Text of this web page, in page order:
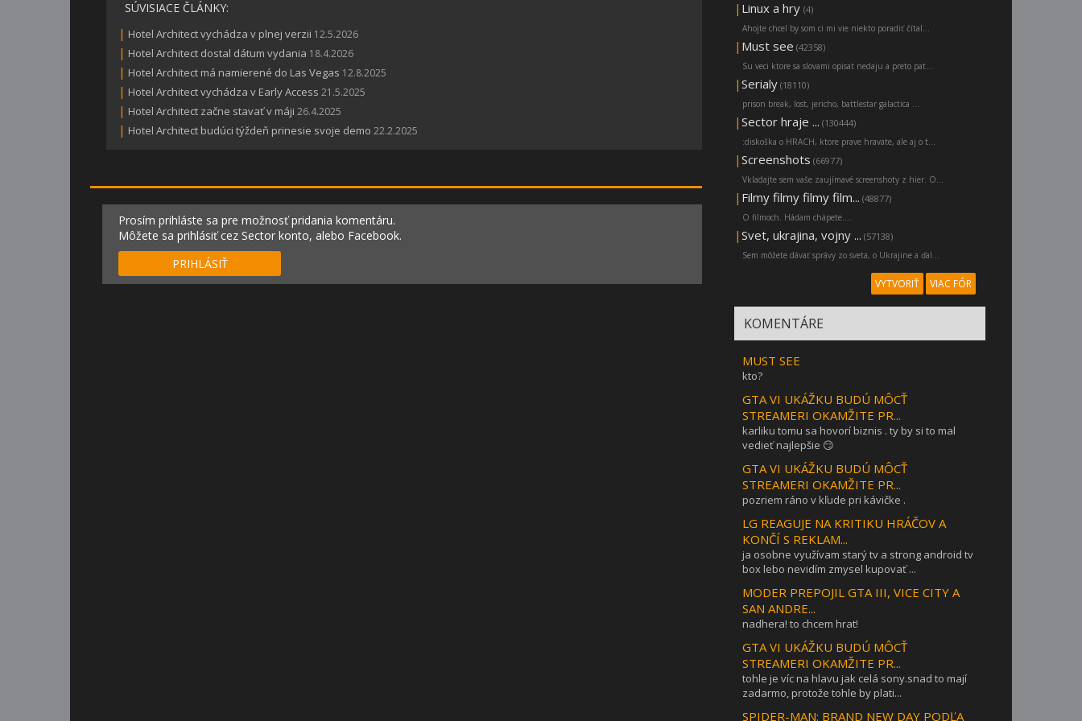
SÚVISIACE ČLÁNKY:
| Hotel Architect vychádza v plnej verzii 12.5.2026
| Hotel Architect dostal dátum vydania 18.4.2026
| Hotel Architect má namierené do Las Vegas 12.8.2025
| Hotel Architect vychádza v Early Access 21.5.2025
| Hotel Architect začne stavať v máji 26.4.2025
| Hotel Architect budúci týždeň prinesie svoje demo 22.2.2025
Prosím prihláste sa pre možnosť pridania komentáru.
Môžete sa prihlásiť cez Sector konto, alebo Facebook.
PRIHLÁSIŤ
| Linux a hry (4)
Ahojte chcel by som ci mi vie niekto poradiť čítal...
| Must see (42358)
Su veci ktore sa slovami opisat nedaju a preto pat...
| Serialy (18110)
prison break, lost, jericho, battlestar galactica ...
| Sector hraje ... (130444)
:diskoška o HRACH, ktore prave hravate, ale aj o t...
| Screenshots (66977)
Vkladajte sem vaše zaujímavé screenshoty z hier. O...
| Filmy filmy filmy film... (48877)
O filmoch. Hádam chápete....
| Svet, ukrajina, vojny ... (57138)
Sem môžete dávať správy zo sveta, o Ukrajine a ďal...
VYTVORIŤ VIAC FÓR
KOMENTÁRE
MUST SEE
kto?
GTA VI UKÁŽKU BUDÚ MÔCŤ
STREAMERI OKAMŽITE PR...
karliku tomu sa hovorí biznis . ty by si to mal
vedieť najlepšie 😏
GTA VI UKÁŽKU BUDÚ MÔCŤ
STREAMERI OKAMŽITE PR...
pozriem ráno v kľude pri kávičke .
LG REAGUJE NA KRITIKU HRÁČOV A
KONČÍ S REKLAM...
ja osobne využívam starý tv a strong android tv
box lebo nevidím zmysel kupovať ...
MODER PREPOJIL GTA III, VICE CITY A
SAN ANDRE...
nadhera! to chcem hrat!
GTA VI UKÁŽKU BUDÚ MÔCŤ
STREAMERI OKAMŽITE PR...
tohle je víc na hlavu jak celá sony.snad to mají
zadarmo, protože tohle by plati...
SPIDER-MAN: BRAND NEW DAY PODĽA